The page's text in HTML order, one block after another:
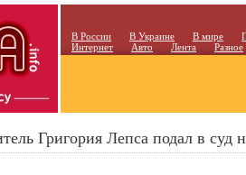
В России В Украине В мире
Интернет
Авто Лента Разное
Григория Лепса подал в суд